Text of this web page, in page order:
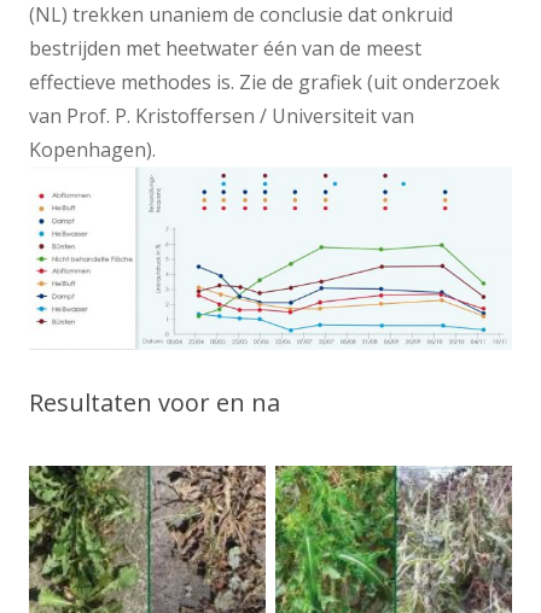
(NL) trekken unaniem de conclusie dat onkruid
bestrijden met heetwater één van de meest
effectieve methodes is. Zie de grafiek (uit onderzoek
van Prof. P. Kristoffersen / Universiteit van
Kopenhagen).
Resultaten voor en na